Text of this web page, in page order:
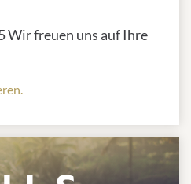
Wir freuen uns auf Ihre